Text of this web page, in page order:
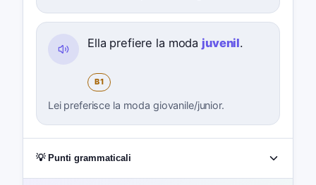
Ella prefiere la moda juvenil.
B1
Lei preferisce la moda giovanile/junior.
💡 Punti grammaticali